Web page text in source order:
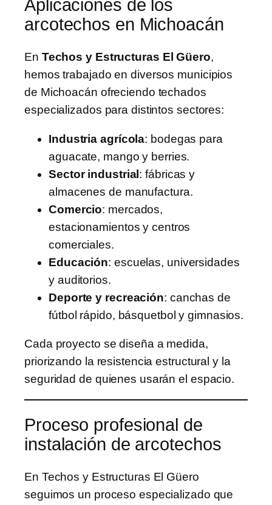
Aplicaciones de los
arcotechos en Michoacán
En Techos y Estructuras El Güero,
hemos trabajado en diversos municipios
de Michoacán ofreciendo techados
especializados para distintos sectores:
Industria agrícola: bodegas para
aguacate, mango y berries.
Sector industrial : fábricas y
almacenes de manufactura.
Comercio: mercados,
estacionamientos y centros
comerciales.
Educación: escuelas, universidades
y auditorios.
Deporte y recreación: canchas de
fútbol rápido, básquetbol y gimnasios.
Cada proyecto se diseña a medida,
priorizando la resistencia estructural y la
seguridad de quienes usarán el espacio.
Proceso profesional de
instalación de arcotechos
En Techos y Estructuras El Güero
seguimos un proceso especializado que